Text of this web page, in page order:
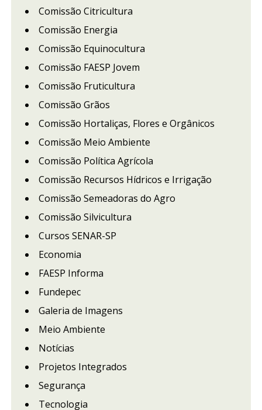
Comissão Citricultura
Comissão Energia
Comissão Equinocultura
Comissão FAESP Jovem
Comissão Fruticultura
Comissão Grãos
Comissão Hortaliças, Flores e Orgânicos
Comissão Meio Ambiente
Comissão Política Agrícola
Comissão Recursos Hídricos e Irrigação
Comissão Semeadoras do Agro
Comissão Silvicultura
Cursos SENAR-SP
Economia
FAESP Informa
Fundepec
Galeria de Imagens
Meio Ambiente
Notícias
Projetos Integrados
Segurança
Tecnologia